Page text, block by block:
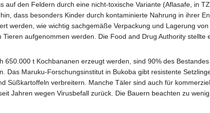
auf den Feldern durch eine nicht-toxische Variante (Aflasafe, in
dass besonders Kinder durch kontaminierte Nahrung in ihrer
werden, wie wichtig sachgemäße Verpackung und Lagerung
Tieren aufgenommen werden. Die Food and Drug Authority
650.000 t Kochbananen erzeugt werden, sind 90% des
Das Maruku-Forschungsinstitut in Bukoba gibt resistente
Süßkartoffeln verbreitern. Manche Täler sind auch für
Jahren wegen Virusbefall zurück. Die Bauern beachten zu